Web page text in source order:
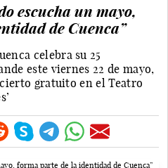
escucha un mayo,
de Cuenca”
celebra su 25
este viernes 22 de mayo,
gratuito en el Teatro